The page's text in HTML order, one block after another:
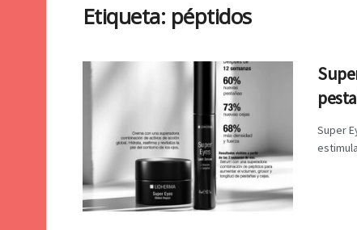
Etiqueta: péptidos
Super